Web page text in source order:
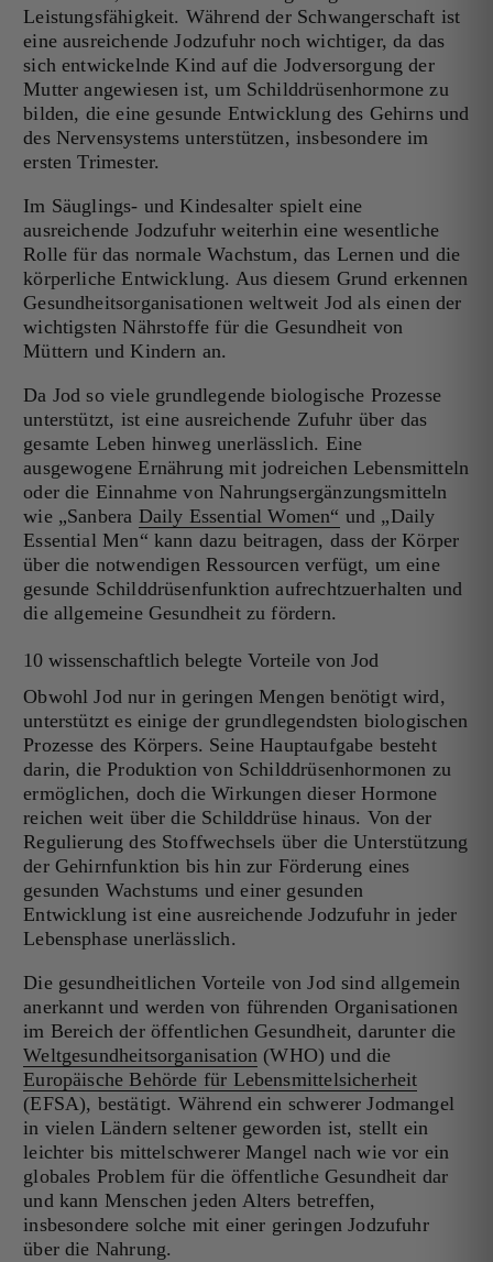
Leistungsfähigkeit. Während der Schwangerschaft ist
eine ausreichende Jodzufuhr noch wichtiger, da das
sich entwickelnde Kind auf die Jodversorgung der
Mutter angewiesen ist, um Schilddrüsenhormone zu
bilden, die eine gesunde Entwicklung des Gehirns und
des Nervensystems unterstützen, insbesondere im
ersten Trimester.
Im Säuglings- und Kindesalter spielt eine
ausreichende Jodzufuhr weiterhin eine wesentliche
Rolle für das normale Wachstum, das Lernen und die
körperliche Entwicklung. Aus diesem Grund erkennen
Gesundheitsorganisationen weltweit Jod als einen der
wichtigsten Nährstoffe für die Gesundheit von
Müttern und Kindern an.
Da Jod so viele grundlegende biologische Prozesse
unterstützt, ist eine ausreichende Zufuhr über das
gesamte Leben hinweg unerlässlich. Eine
ausgewogene Ernährung mit jodreichen Lebensmitteln
oder die Einnahme von Nahrungsergänzungsmitteln
wie „Sanbera Daily Essential Women“ und „Daily
Essential Men“ kann dazu beitragen, dass der Körper
über die notwendigen Ressourcen verfügt, um eine
gesunde Schilddrüsenfunktion aufrechtzuerhalten und
die allgemeine Gesundheit zu fördern.
10 wissenschaftlich belegte Vorteile von Jod
Obwohl Jod nur in geringen Mengen benötigt wird,
unterstützt es einige der grundlegendsten biologischen
Prozesse des Körpers. Seine Hauptaufgabe besteht
darin, die Produktion von Schilddrüsenhormonen zu
ermöglichen, doch die Wirkungen dieser Hormone
reichen weit über die Schilddrüse hinaus. Von der
Regulierung des Stoffwechsels über die Unterstützung
der Gehirnfunktion bis hin zur Förderung eines
gesunden Wachstums und einer gesunden
Entwicklung ist eine ausreichende Jodzufuhr in jeder
Lebensphase unerlässlich.
Die gesundheitlichen Vorteile von Jod sind allgemein
anerkannt und werden von führenden Organisationen
im Bereich der öffentlichen Gesundheit, darunter die
Weltgesundheitsorganisation (WHO) und die
Europäische Behörde für Lebensmittelsicherheit
(EFSA), bestätigt. Während ein schwerer Jodmangel
in vielen Ländern seltener geworden ist, stellt ein
leichter bis mittelschwerer Mangel nach wie vor ein
globales Problem für die öffentliche Gesundheit dar
und kann Menschen jeden Alters betreffen,
insbesondere solche mit einer geringen Jodzufuhr
über die Nahrung.